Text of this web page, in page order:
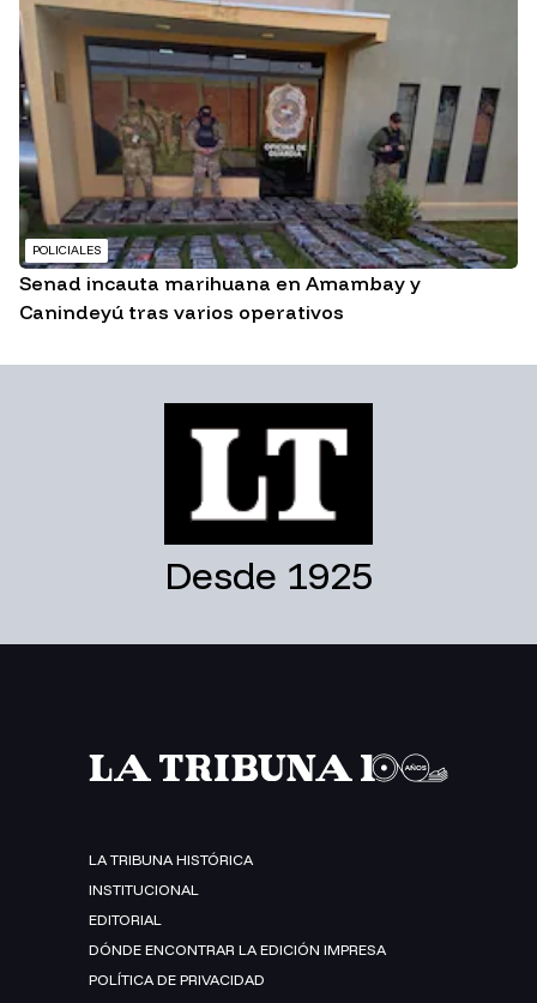
POLICIALES
Senad incauta marihuana en Amambay y
Canindeyú tras varios operativos
Desde 1925
LA TRIBUNA HISTÓRICA
INSTITUCIONAL
EDITORIAL
DÓNDE ENCONTRAR LA EDICIÓN IMPRESA
POLÍTICA DE PRIVACIDAD